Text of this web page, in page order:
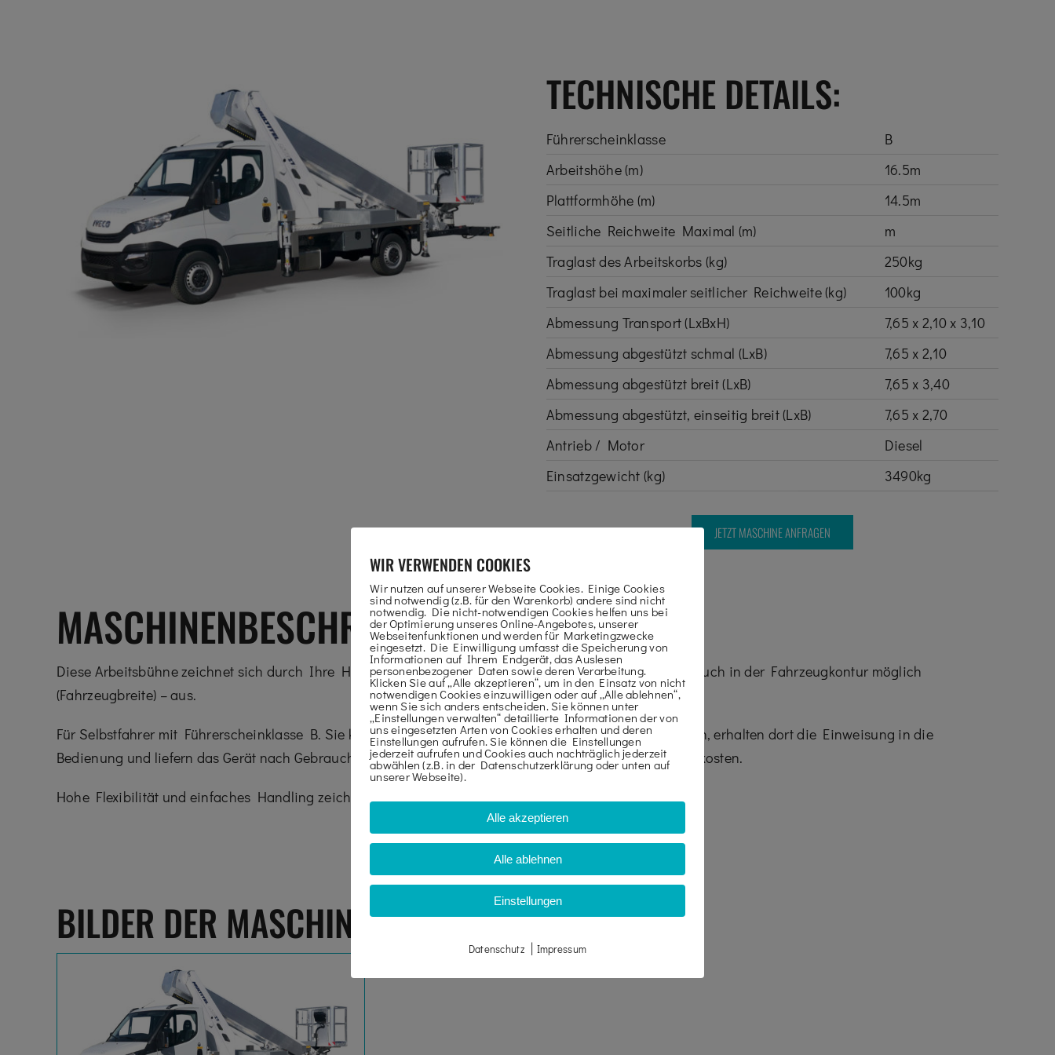
TECHNISCHE DETAILS:
Führerscheinklasse
B
Arbeitshöhe (m)
16.5m
Plattformhöhe (m)
14.5m
Seitliche Reichweite Maximal (m)
m
Traglast des Arbeitskorbs (kg)
250kg
Traglast bei maximaler seitlicher Reichweite (kg)
100kg
Abmessung Transport (LxBxH)
7,65 x 2,10 x 3,10
Abmessung abgestützt schmal (LxB)
7,65 x 2,10
Abmessung abgestützt breit (LxB)
7,65 x 3,40
Abmessung abgestützt, einseitig breit (LxB)
7,65 x 2,70
Antrieb / Motor
Diesel
Einsatzgewicht (kg)
3490kg
JETZT MASCHINE ANFRAGEN
MASCHINENBESCHREIBUNG
Diese Arbeitsbühne zeichnet sich durch Ihre Hohe Flexibilität und unterschiedlichen Abstützbreiten – auch in der Fahrzeugkontur möglich
(Fahrzeugbreite) – aus.
Für Selbstfahrer mit Führerscheinklasse B. Sie können die Geräte bequem bei uns in Winnenden abholen, erhalten dort die Einweisung in die
Bedienung und liefern das Gerät nach Gebrauch wieder an uns zurück. So entstehen Ihnen keine Lieferkosten.
Hohe Flexibilität und einfaches Handling zeichnen diese Produktreihe aus.
BILDER DER MASCHINE
WIR VERWENDEN COOKIES
Wir nutzen auf unserer Webseite Cookies. Einige Cookies
sind notwendig (z.B. für den Warenkorb) andere sind nicht
notwendig. Die nicht-notwendigen Cookies helfen uns bei
der Optimierung unseres Online-Angebotes, unserer
Webseitenfunktionen und werden für Marketingzwecke
eingesetzt. Die Einwilligung umfasst die Speicherung von
Informationen auf Ihrem Endgerät, das Auslesen
personenbezogener Daten sowie deren Verarbeitung.
Klicken Sie auf „Alle akzeptieren“, um in den Einsatz von nicht
notwendigen Cookies einzuwilligen oder auf „Alle ablehnen“,
wenn Sie sich anders entscheiden. Sie können unter
„Einstellungen verwalten“ detaillierte Informationen der von
uns eingesetzten Arten von Cookies erhalten und deren
Einstellungen aufrufen. Sie können die Einstellungen
jederzeit aufrufen und Cookies auch nachträglich jederzeit
abwählen (z.B. in der Datenschutzerklärung oder unten auf
unserer Webseite).
Alle akzeptieren
Alle ablehnen
Einstellungen
Datenschutz| Impressum